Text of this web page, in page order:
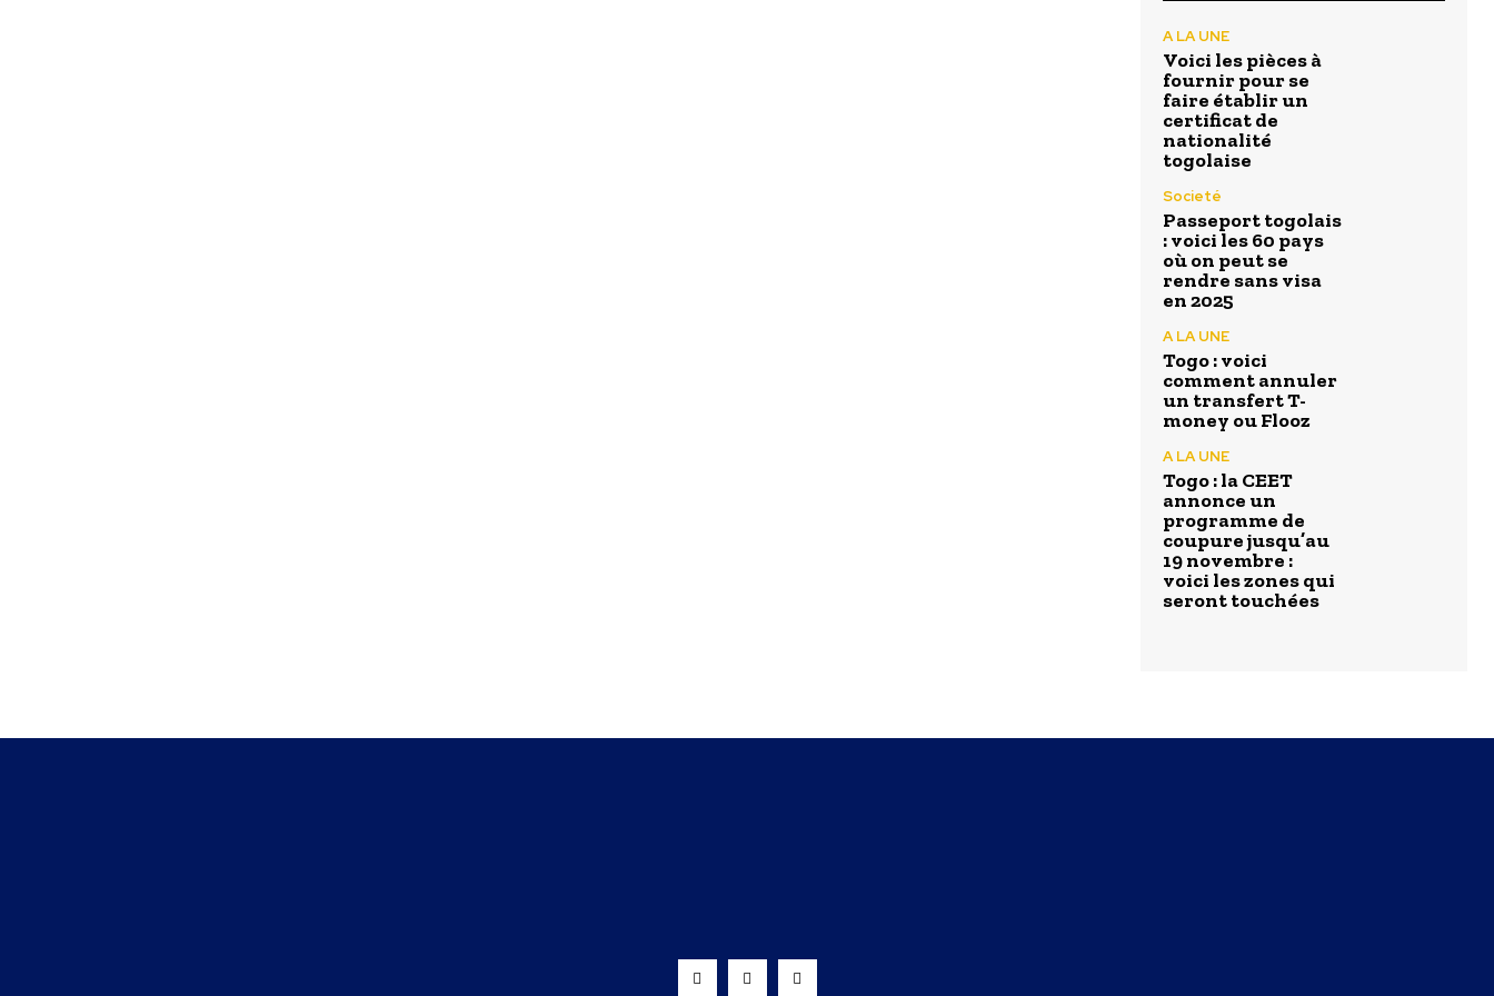
A LA UNE
Voici les pièces à
fournir pour se
faire établir un
certificat de
nationalité
togolaise
Societé
Passeport togolais
: voici les 60 pays
où on peut se
rendre sans visa
en 2025
A LA UNE
Togo : voici
comment annuler
un transfert T-
money ou Flooz
A LA UNE
Togo : la CEET
annonce un
programme de
coupure jusqu’au
19 novembre :
voici les zones qui
seront touchées